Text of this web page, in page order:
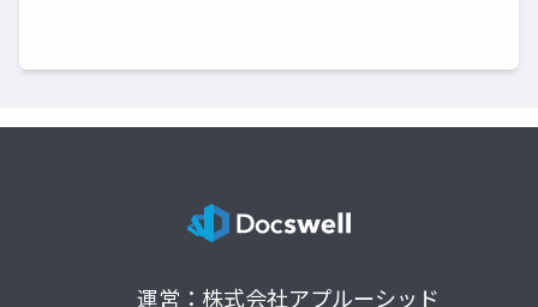
運営：株式会社アプルーシッド